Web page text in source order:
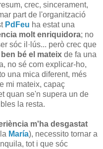
crec, sincerament,
part de l'organització
PdFeu ha estat una
molt enriquidora; no
sóc il·lús... però crec que
bé el mateix de fa una
no sé com explicar-ho,
una mica diferent, més
mi mateix, capaç
quan se'n supera un de
la resta.
m'ha desgastat
María), necessito tornar a
tot i que sóc